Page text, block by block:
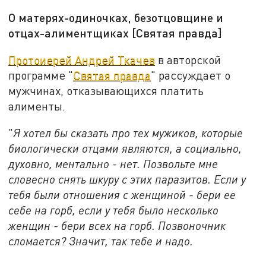
О матерях-одиночках, безотцовщине и
отцах-алиментщиках [Святая правда]
Протоиерей Андрей Ткачев в авторской
программе "Святая правда" рассуждает о
мужчинах, отказывающихся платить
алименты.
"Я хотел бы сказать про тех мужиков, которые
биологически отцами являются, а социально,
духовно, ментально - нет. Позвольте мне
словесно снять шкуру с этих паразитов. Если у
тебя были отношения с женщиной - бери ее
себе на горб, если у тебя было несколько
женщин - бери всех на горб. Позвоночник
сломается? Значит, так тебе и надо.